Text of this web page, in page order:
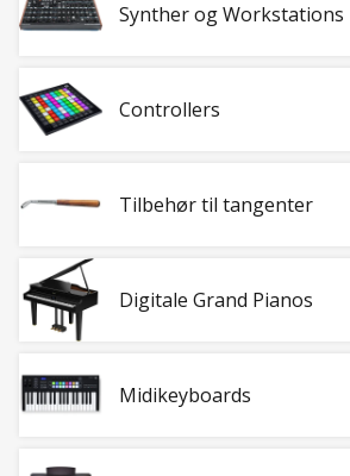
Synther og Workstations
Controllers
Tilbehør til tangenter
Digitale Grand Pianos
Midikeyboards